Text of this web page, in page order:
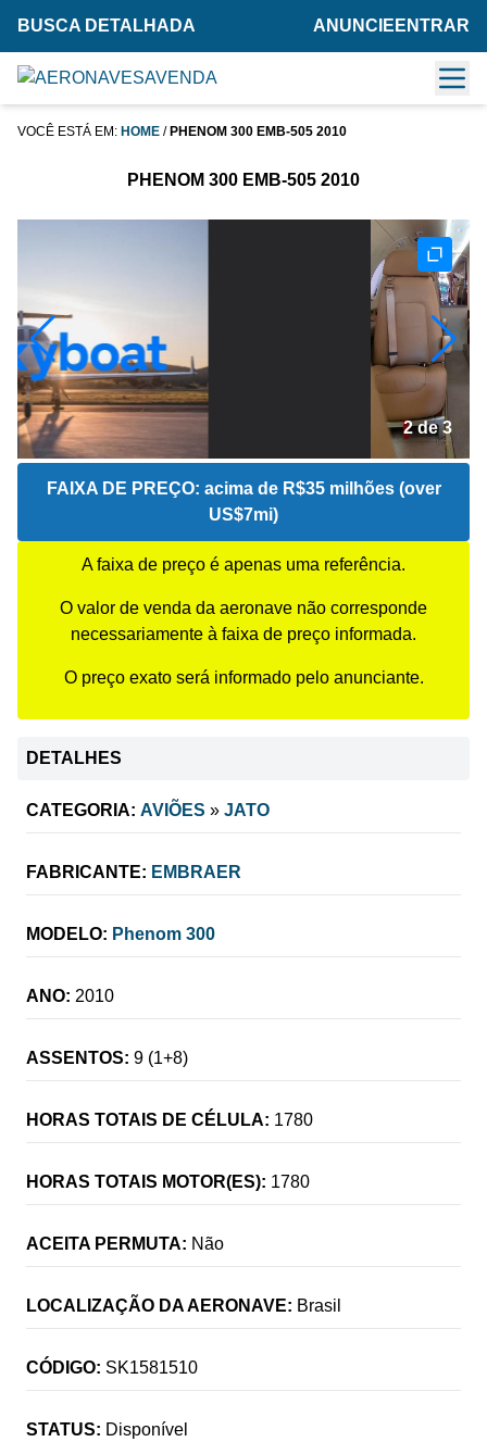
BUSCA DETALHADA ANUNCIE ENTRAR
VOCÊ ESTÁ EM: HOME / PHENOM 300 EMB-505 2010
PHENOM 300 EMB-505 2010
2 de 3
FAIXA DE PREÇO: acima de R$35 milhões (over
US$7mi)
A faixa de preço é apenas uma referência.
O valor de venda da aeronave não corresponde
necessariamente à faixa de preço informada.
O preço exato será informado pelo anunciante.
DETALHES
CATEGORIA: AVIÕES » JATO
FABRICANTE: EMBRAER
MODELO: Phenom 300
ANO: 2010
ASSENTOS: 9 (1+8)
HORAS TOTAIS DE CÉLULA: 1780
HORAS TOTAIS MOTOR(ES): 1780
ACEITA PERMUTA: Não
LOCALIZAÇÃO DA AERONAVE: Brasil
CÓDIGO: SK1581510
STATUS: Disponível